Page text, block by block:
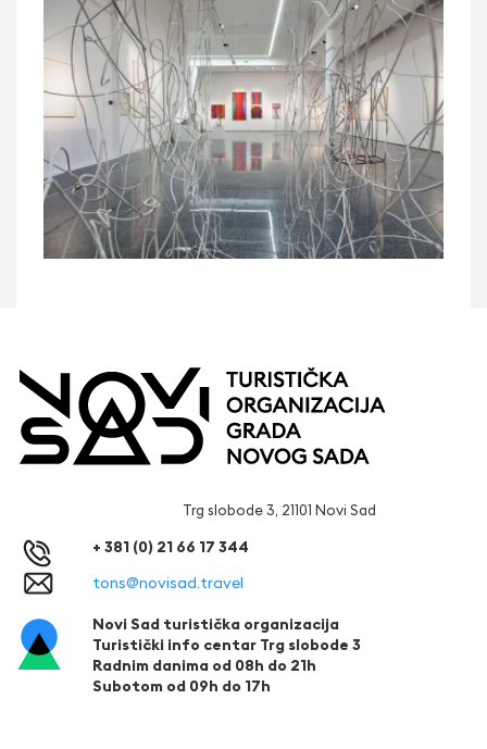
Trg slobode 3, 21101 Novi Sad
+ 381 (0) 21 66 17 344
tons@novisad.travel
Novi Sad turistička organizacija
Turistički info centar Trg slobode 3
Radnim danima od 08h do 21h
Subotom od 09h do 17h